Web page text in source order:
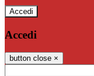
Accedi
Accedi
button close ×